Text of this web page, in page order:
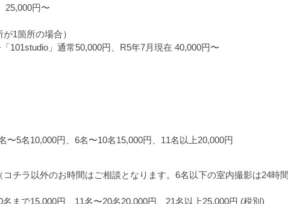
25,000円〜
1箇所の場合）
101studio」通常50,000円、R5年7月現在 40,000円〜
5名10,000円、6名〜10名15,000円、11名以上20,000円
チラ以外のお時間はご相談となります。6名以下の室内撮影は24時間
まで15,000円、11名〜20名20,000円、21名以上25,000円 (税別)